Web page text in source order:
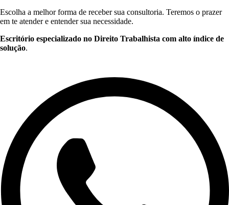
Escolha a melhor forma de receber sua consultoria. Teremos o prazer
em te atender e entender sua necessidade.
Escritório especializado no Direito Trabalhista com alto índice de
solução.